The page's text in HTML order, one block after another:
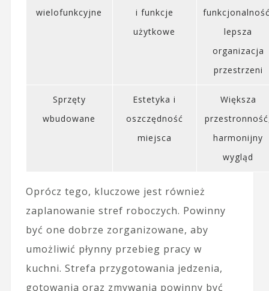
wielofunkcyjne
i funkcje
użytkowe
lepsza
organizacja
przestrzeni
Sprzęty
wbudowane
Estetyka i
oszczędność
miejsca
Większa
harmonijny
wygląd
Oprócz tego, kluczowe jest również
zaplanowanie stref roboczych. Powinny
być one dobrze zorganizowane, aby
umożliwić płynny przebieg pracy w
kuchni. Strefa przygotowania jedzenia,
gotowania oraz zmywania powinny być